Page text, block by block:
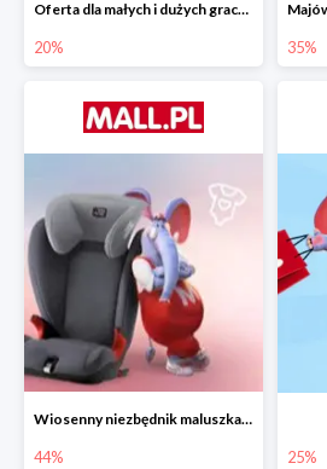
Oferta dla małych i dużych graczy w Mall.pl do -20%
20% 35%
Wiosenny niezbędnik maluszka do -44% taniej
44% 25%